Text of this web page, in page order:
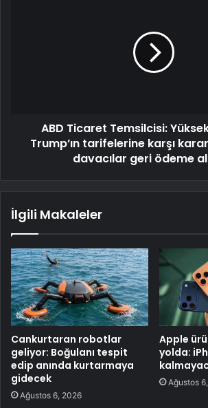
ABD Ticaret Temsilcisi:
Trump’ın tarifelerine karşı
davacılar geri ödeme
İlgili Makaleler
Cankurtaran robotlar
geliyor: Boğulanı tespit
edip anında kurtarmaya
gidecek
Ağustos 6, 2026
Apple
yolda:
Ağustos